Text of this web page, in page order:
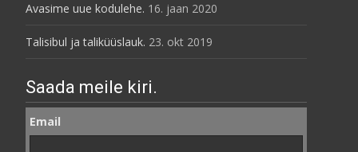
Avasime uue kodulehe. 16. jaan 2020
Talisibul ja taliküüslauk. 23. okt 2019
Saada meile kiri.
Email